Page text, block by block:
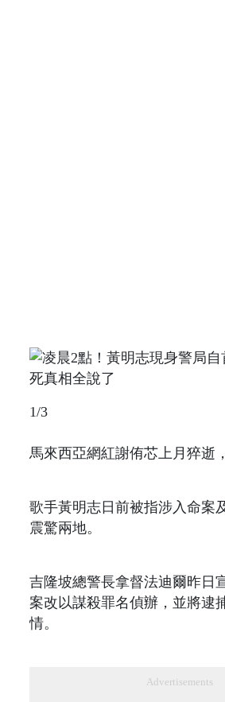
1/3
馬來西亞網紅謝侑芯上月猝逝
歌手黃明志日前被指涉入命案
震驚兩地。
吉隆坡總警長拿督法迪爾昨日
案改以謀殺罪名偵辦，並將逮
情。
Advertisements